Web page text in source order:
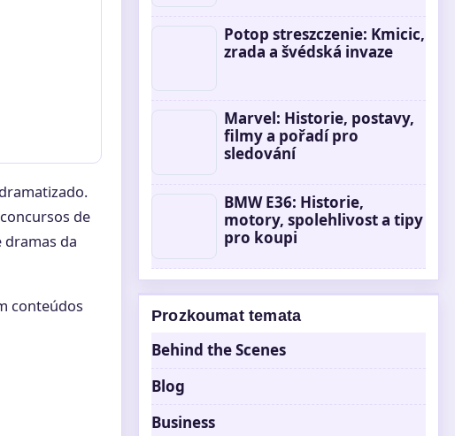
de
da
conteúdos
Potop streszczenie: Kmicic,
zrada a švédská invaze
Marvel: Historie, postavy,
filmy a pořadí pro
sledování
BMW E36: Historie,
motory, spolehlivost a tipy
pro koupi
Prozkoumat temata
Behind the Scenes
Blog
Business